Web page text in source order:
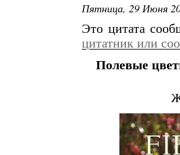
Пятница, 29 Июня
Это цитата
цитатник или
Полевые